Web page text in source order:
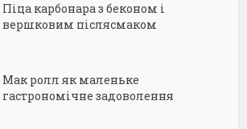
Піца карбонара з беконом і
вершковим післясмаком
Мак ролл як маленьке
гастрономічне задоволення